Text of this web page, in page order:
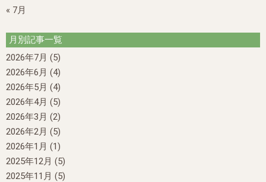
« 7月
月別記事一覧
2026年7月 (5)
2026年6月 (4)
2026年5月 (4)
2026年4月 (5)
2026年3月 (2)
2026年2月 (5)
2026年1月 (1)
2025年12月 (5)
2025年11月 (5)